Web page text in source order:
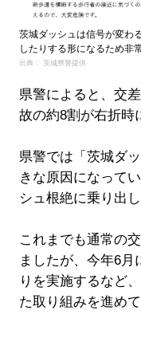
茨城ダッシュは信号が変わ
したりする形になるため非
出典： 茨城県警提供
県警によると、交
故の約8割が右折時
県警では「茨城ダ
きな原因になって
シュ根絶に乗り出し
これまでも通常の
ましたが、今年6月
りを実施するなど
た取り組みを進め